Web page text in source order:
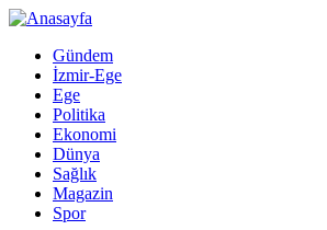
Gündem
İzmir-Ege
Ege
Politika
Ekonomi
Dünya
Sağlık
Magazin
Spor